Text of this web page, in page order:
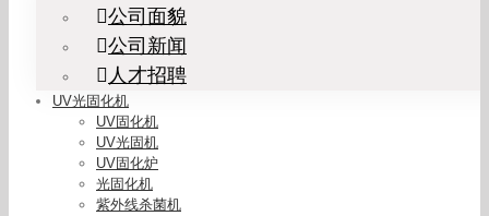
公司面貌
公司新闻
人才招聘
UV光固化机
UV固化机
UV光固机
UV固化炉
光固化机
紫外线杀菌机